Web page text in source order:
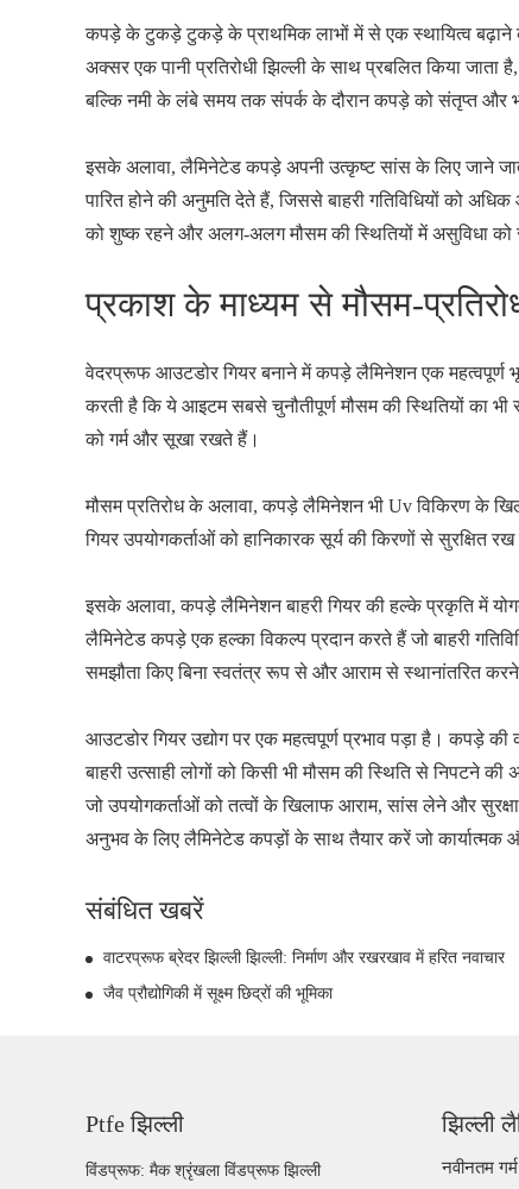
कपड़े के टुकड़े टुकड़े के प्राथमिक लाभों में से एक स्थायित्व बढ़ाने
अक्सर एक पानी प्रतिरोधी झिल्ली के साथ प्रबलित किया
बल्कि नमी के लंबे समय तक संपर्क के दौरान कपड़े को संतृप्त और
इसके अलावा, लैमिनेटेड कपड़े अपनी उत्कृष्ट सांस के लिए जाने
पारित होने की अनुमति देते हैं, जिससे बाहरी गतिविधियों को
को शुष्क रहने और अलग-अलग मौसम की स्थितियों में असुविधा को
प्रकाश के माध्यम से मौसम-
वेदरप्रूफ आउटडोर गियर बनाने में कपड़े लैमिनेशन एक महत्वपूर्ण
करती है कि ये आइटम सबसे चुनौतीपूर्ण मौसम की स्थितियों का
को गर्म और सूखा रखते हैं।
मौसम प्रतिरोध के अलावा, कपड़े लैमिनेशन भी Uv विकिरण के
गियर उपयोगकर्ताओं को हानिकारक सूर्य की किरणों से
इसके अलावा, कपड़े लैमिनेशन बाहरी गियर की हल्के प्रकृति में
लैमिनेटेड कपड़े एक हल्का विकल्प प्रदान करते हैं जो बाहरी
समझौता किए बिना स्वतंत्र रूप से और आराम से स्थानांतरित
आउटडोर गियर उद्योग पर एक महत्वपूर्ण प्रभाव पड़ा है। कपड़े की
बाहरी उत्साही लोगों को किसी भी मौसम की स्थिति से निपटने
जो उपयोगकर्ताओं को तत्वों के खिलाफ आराम, सांस लेने और
अनुभव के लिए लैमिनेटेड कपड़ों के साथ तैयार करें जो कार्यात्मक
संबंधित खबरें
वाटरप्रूफ ब्रेदर झिल्ली झिल्ली: निर्माण और रखरखाव में हरित नवाचार
जैव प्रौद्योगिकी में सूक्ष्म छिद्रों की भूमिका
Ptfe झिल्ली
विंडप्रूफ: मैक श्रृंखला विंडप्रूफ झिल्ली
झिल्ली
नवीनतम